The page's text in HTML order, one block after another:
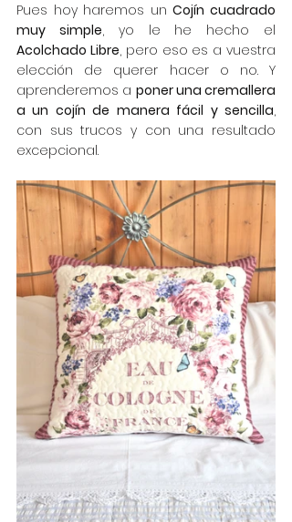
Pues hoy haremos un Cojín cuadrado
muy simple
Acolchado Libre, pero eso es a vuestra
elección de querer hacer o no. Y
aprenderemos a poner una cremallera
a un cojín de manera fácil y sencilla,
con sus trucos y con una resultado
excepcional.